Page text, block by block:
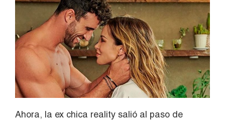
Ahora, la ex chica reality salió al paso de